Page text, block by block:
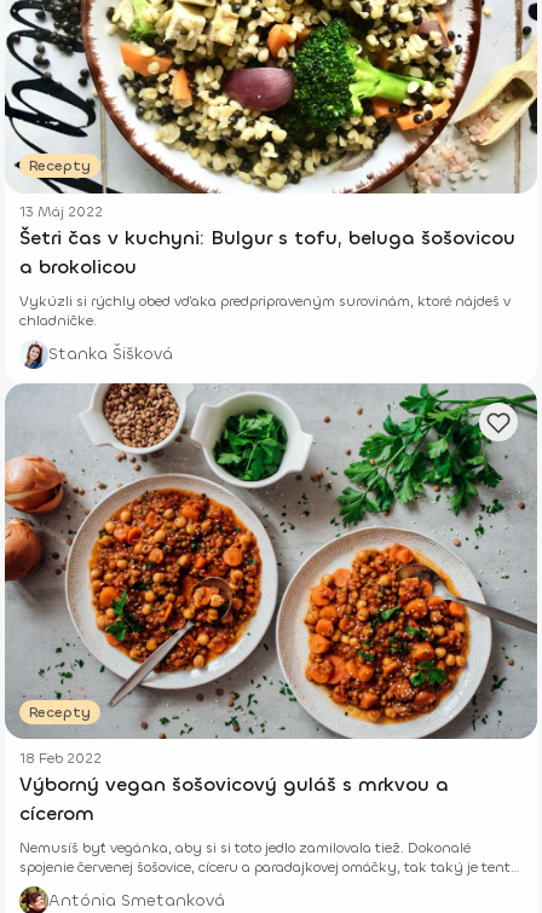
Recepty
13 Máj 2022
Šetri čas v kuchyni: Bulgur s tofu, beluga šošovicou
a brokolicou
Vykúzli si rýchly obed vďaka predpripraveným surovinám, ktoré nájdeš v
chladničke.
Stanka Šišková
Recepty
18 Feb 2022
Výborný vegan šošovicový guláš s mrkvou a
cícerom
Nemusíš byť vegánka, aby si si toto jedlo zamilovala tiež. Dokonalé
spojenie červenej šošovice, cíceru a paradajkovej omáčky, tak taký je tento
vegan guláš.
Antónia Smetanková